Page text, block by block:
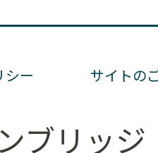
シー サイトの
ブリッ